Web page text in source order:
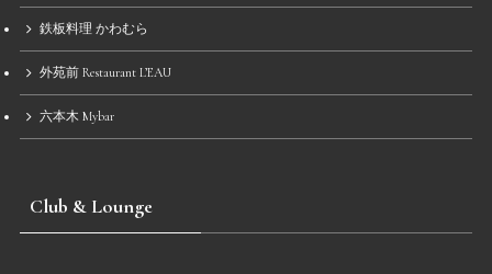
鉄板料理 かわむら
外苑前 Restaurant L’EAU
六本木 Mybar
Club & Lounge